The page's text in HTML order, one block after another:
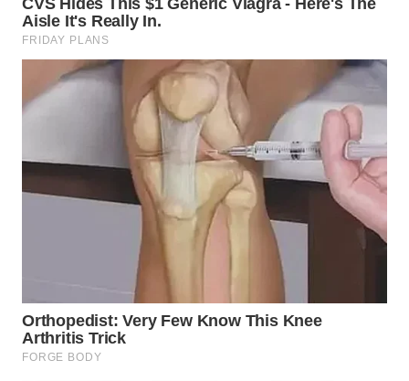
WN
WN
WN
BALI